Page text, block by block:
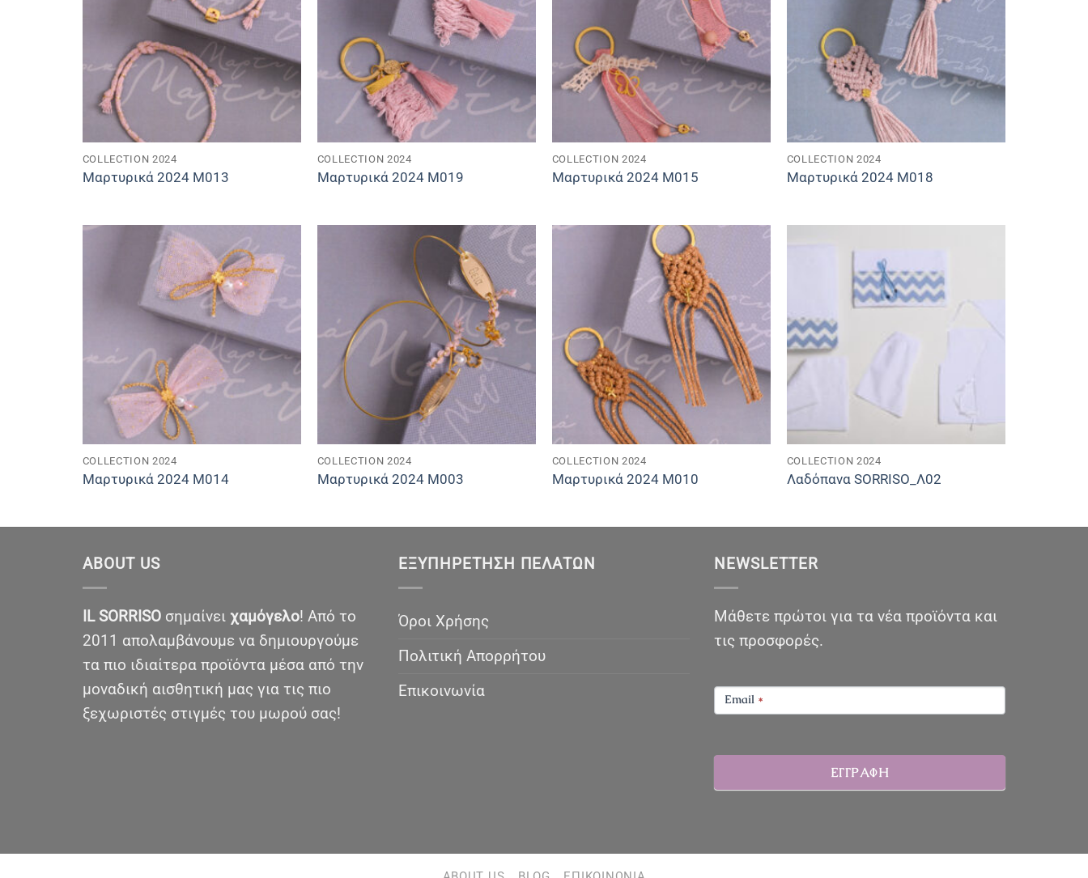
COLLECTION 2024
Μαρτυρικά 2024 M013
COLLECTION 2024
Μαρτυρικά 2024 M019
COLLECTION 2024
Μαρτυρικά 2024 M015
COLLECTION 2024
Μαρτυρικά 2024 M018
COLLECTION 2024
Μαρτυρικά 2024 M014
COLLECTION 2024
Μαρτυρικά 2024 M003
COLLECTION 2024
Μαρτυρικά 2024 M010
COLLECTION 2024
Λαδόπανα SORRISO_Λ02
ABOUT US
IL SORRISO σημαίνει χαμόγελο! Από το
2011 απολαμβάνουμε να δημιουργούμε
τα πιο ιδιαίτερα προϊόντα μέσα από την
μοναδική αισθητική μας για τις πιο
ξεχωριστές στιγμές του μωρού σας!
ΕΞΥΠΗΡΈΤΗΣΗ ΠΕΛΑΤΏΝ
Όροι Χρήσης
Πολιτική Απορρήτου
Επικοινωνία
NEWSLETTER
Μάθετε πρώτοι για τα νέα προϊόντα και
τις προσφορές.
NEWSLETTER
Email *
ΕΓΓΡΑΦΗ